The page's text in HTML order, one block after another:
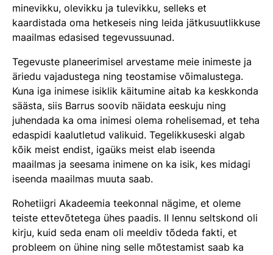
minevikku, olevikku ja tulevikku, selleks et
kaardistada oma hetkeseis ning leida jätkusuutlikkuse
maailmas edasised tegevussuunad.
Tegevuste planeerimisel arvestame meie inimeste ja
äriedu vajadustega ning teostamise võimalustega.
Kuna iga inimese isiklik käitumine aitab ka keskkonda
säästa, siis Barrus soovib näidata eeskuju ning
juhendada ka oma inimesi olema rohelisemad, et teha
edaspidi kaalutletud valikuid. Tegelikkuseski algab
kõik meist endist, igaüks meist elab iseenda
maailmas ja seesama inimene on ka isik, kes midagi
iseenda maailmas muuta saab.
Rohetiigri Akadeemia teekonnal nägime, et oleme
teiste ettevõtetega ühes paadis. II lennu seltskond oli
kirju, kuid seda enam oli meeldiv tõdeda fakti, et
probleem on ühine ning selle mõtestamist saab ka